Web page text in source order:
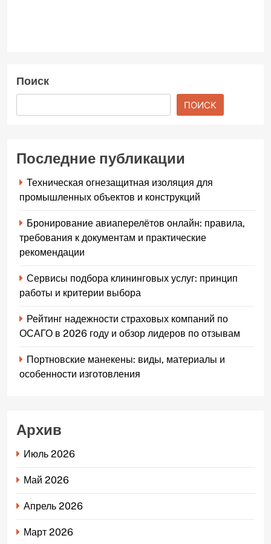
Поиск
ПОИСК
Последние публикации
Техническая огнезащитная изоляция для
промышленных объектов и конструкций
Бронирование авиаперелётов онлайн: правила,
требования к документам и практические
рекомендации
Сервисы подбора клининговых услуг: принцип
работы и критерии выбора
Рейтинг надежности страховых компаний по
ОСАГО в 2026 году и обзор лидеров по отзывам
Портновские манекены: виды, материалы и
особенности изготовления
Архив
Июль 2026
Май 2026
Апрель 2026
Март 2026